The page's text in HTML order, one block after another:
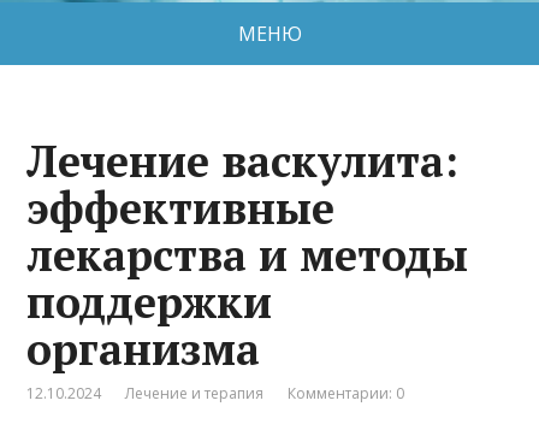
МЕНЮ
Лечение васкулита:
эффективные
лекарства и методы
поддержки
организма
12.10.2024 Лечение и терапия Комментарии: 0